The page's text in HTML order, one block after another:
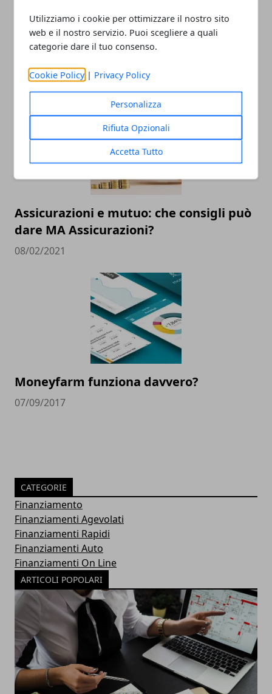
Utilizziamo i cookie per ottimizzare il nostro sito
web e il nostro servizio. Puoi scegliere a quali
categorie dare il tuo consenso.
Cookie Policy | Privacy Policy
Personalizza
Rifiuta Opzionali
Accetta Tutto
Che cos'è il CRIF e quali sono le
02/04/2021
Assicurazioni e mutuo: che consigli può
dare MA Assicurazioni?
08/02/2021
Moneyfarm funziona davvero?
07/09/2017
CATEGORIE
Finanziamento
Finanziamenti Agevolati
Finanziamenti Rapidi
Finanziamenti Auto
Finanziamenti On Line
ARTICOLI POPOLARI